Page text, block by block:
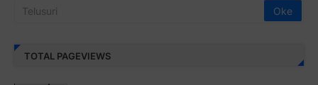
TOTAL PAGEVIEWS